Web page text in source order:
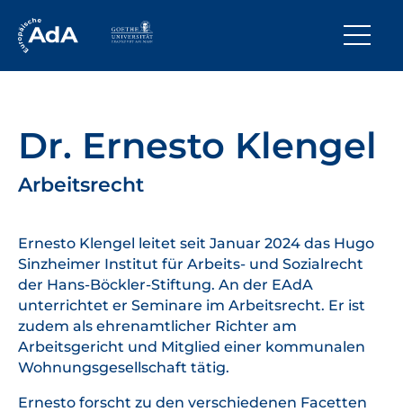
Dr. Ernesto Klengel
Arbeitsrecht
Ernesto Klengel leitet seit Januar 2024 das Hugo
Sinzheimer Institut für Arbeits- und Sozialrecht
der Hans-Böckler-Stiftung. An der EAdA
unterrichtet er Seminare im Arbeitsrecht. Er ist
zudem als ehrenamtlicher Richter am
Arbeitsgericht und Mitglied einer kommunalen
Wohnungsgesellschaft tätig.
Ernesto forscht zu den verschiedenen Facetten